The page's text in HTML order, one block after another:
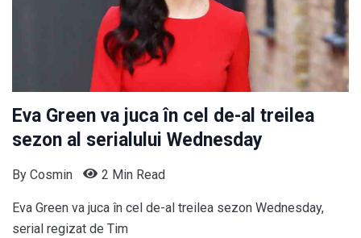
Eva Green va juca în cel de-al treilea
sezon al serialului Wednesday
By Cosmin 2 Min Read
Eva Green va juca în cel de-al treilea sezon Wednesday,
serial regizat de Tim